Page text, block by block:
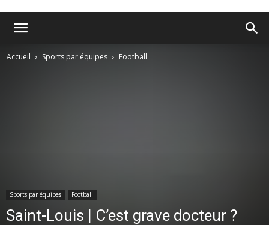
Accueil Sports par équipes Football
Sports par équipes Football
Saint-Louis | C’est grave docteur ?